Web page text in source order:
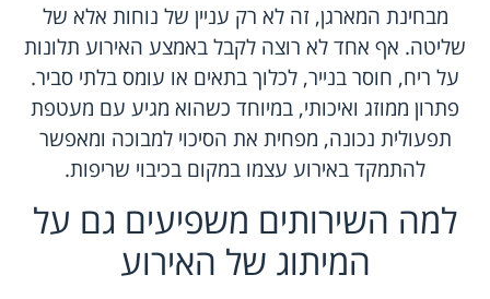
מבחינת המארגן, זה לא רק עניין של נוחות אלא של
שליטה. אף אחד לא רוצה לקבל באמצע האירוע תלונות
על ריח, חוסר בנייר, לכלוך בתאים או עומס בלתי סביר.
פתרון ממוזג ואיכותי, במיוחד כשהוא מגיע עם מעטפת
תפעולית נכונה, מפחית את הסיכוי למבוכה ומאפשר
להתמקד באירוע עצמו במקום בכיבוי שריפות.
למה השירותים משפיעים גם על
המיתוג של האירוע